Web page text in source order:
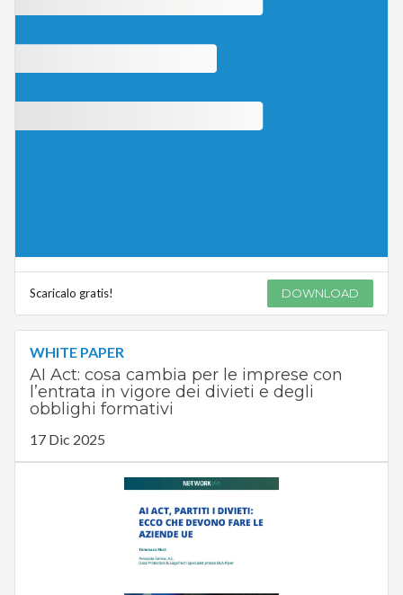
Scaricalo gratis! DOWNLOAD
WHITE PAPER
AI Act: cosa cambia per le imprese con
l’entrata in vigore dei divieti e degli
obblighi formativi
17 Dic 2025